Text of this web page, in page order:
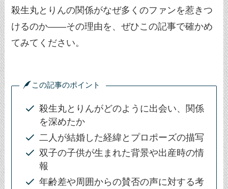
殺生丸とりんの関係がなぜ多くのファンを惹きつ
けるのか――その理由を、ぜひこの記事で確かめ
てみてください。
この記事のポイント
殺生丸とりんがどのように出会い、関係
を深めたか
二人が結婚した経緯とプロポーズの描写
双子の子供が生まれた背景や出産時の情
報
年齢差や周囲からの賛否の声に対する考